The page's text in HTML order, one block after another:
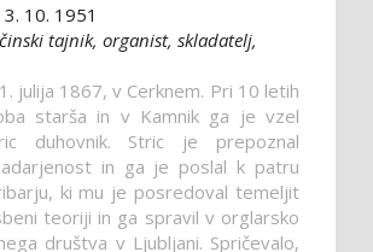
10. 1951
tajnik, organist, skladatelj,
julija 1867, v Cerknem. Pri 10 letih
starša in v Kamnik ga je vzel
duhovnik. Stric je prepoznal
in ga je poslal k patru
ki mu je posredoval temeljit
teoriji in ga spravil v orglarsko
društva v Ljubljani. Spričevalo,